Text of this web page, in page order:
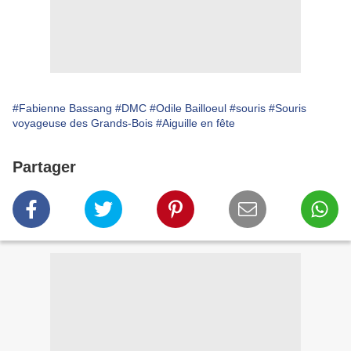
#Fabienne Bassang #DMC #Odile Bailloeul #souris #Souris
voyageuse des Grands-Bois #Aiguille en fête
Partager